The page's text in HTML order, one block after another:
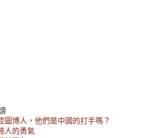
圖博人，他們是中國的打手嗎？
人的勇氣